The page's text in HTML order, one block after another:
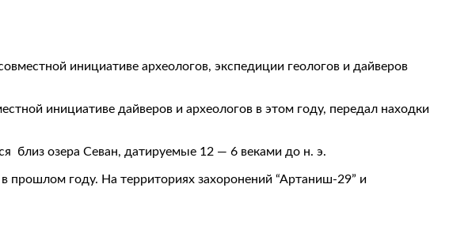
инициативе археологов, экспедиции геологов и дайверов
инициативе дайверов и археологов в этом году, передал находки
близ озера Севан, датируемые 12 — 6 веками до н. э.
прошлом году. На территориях захоронений “Артаниш-29” и